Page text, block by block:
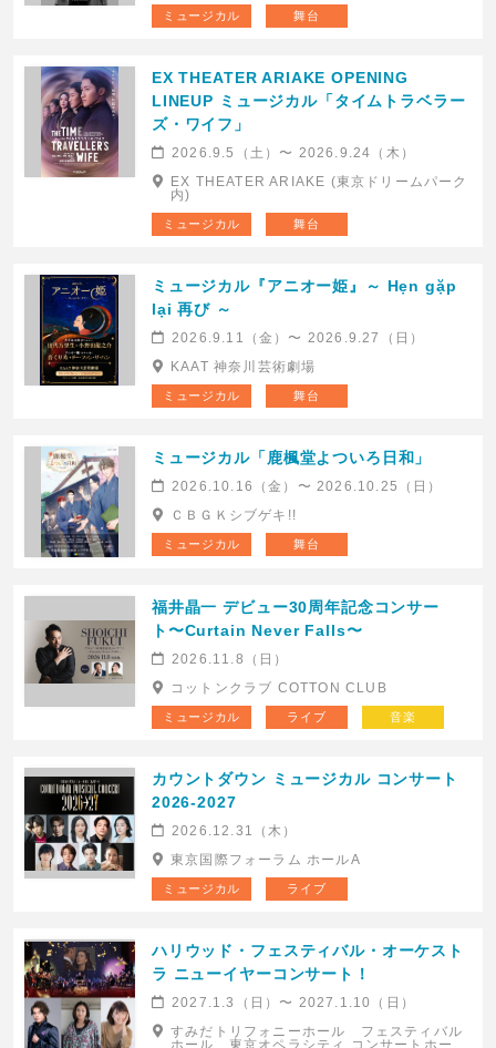
ミュージカル 舞台
EX THEATER ARIAKE OPENING
LINEUP ミュージカル「タイムトラベラー
ズ・ワイフ」
2026.9.5（土）〜 2026.9.24（木）
EX THEATER ARIAKE (東京ドリームパーク
内)
ミュージカル 舞台
ミュージカル『アニオー姫』～ Hẹn gặp
lại 再び ～
2026.9.11（金）〜 2026.9.27（日）
KAAT 神奈川芸術劇場
ミュージカル 舞台
ミュージカル「鹿楓堂よついろ日和」
2026.10.16（金）〜 2026.10.25（日）
ＣＢＧＫシブゲキ!!
ミュージカル 舞台
福井晶一 デビュー30周年記念コンサー
ト〜Curtain Never Falls〜
2026.11.8（日）
コットンクラブ COTTON CLUB
ミュージカル ライブ 音楽
カウントダウン ミュージカル コンサート
2026-2027
2026.12.31（木）
東京国際フォーラム ホールA
ミュージカル ライブ
ハリウッド・フェスティバル・オーケスト
ラ ニューイヤーコンサート！
2027.1.3（日）〜 2027.1.10（日）
すみだトリフォニーホール フェスティバル